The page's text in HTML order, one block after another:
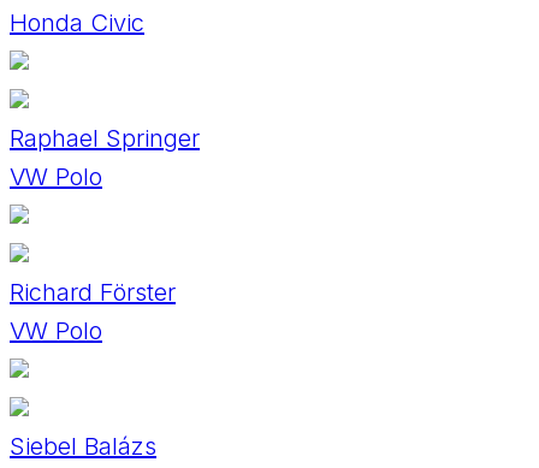
Honda Civic
Raphael Springer
VW Polo
Richard Förster
VW Polo
Siebel Balázs